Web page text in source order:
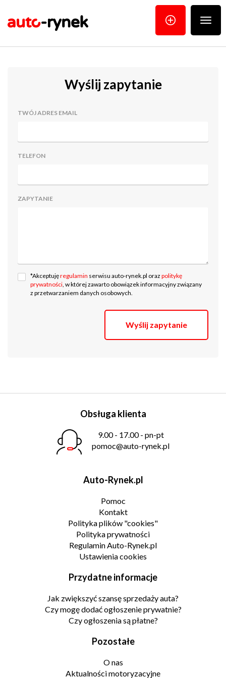
menu
Wyślij zapytanie
TWÓJ ADRES EMAIL
TELEFON
ZAPYTANIE
*Akceptujęregulamin serwisu auto-rynek.pl oraz politykę
prywatności, w której zawarto obowiązek informacyjny związany
z przetwarzaniem danych osobowych.
Wyślij zapytanie
Obsługa klienta
9.00 - 17.00 - pn-pt
pomoc@auto-rynek.pl
Auto-Rynek.pl
Pomoc
Kontakt
Polityka plików "cookies"
Polityka prywatności
Regulamin Auto-Rynek.pl
Ustawienia cookies
Przydatne informacje
Jak zwiększyć szansę sprzedaży auta?
Czy mogę dodać ogłoszenie prywatnie?
Czy ogłoszenia są płatne?
Pozostałe
O nas
Aktualności motoryzacyjne